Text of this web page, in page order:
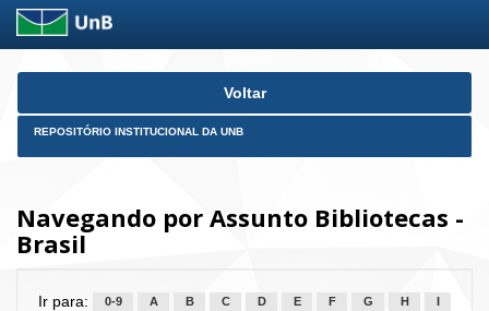
Skip
Voltar
REPOSITÓRIO INSTITUCIONAL DA UNB
Navegando por Assunto Bibliotecas -
Brasil
Ir para: 0-9 A B C D E F G H